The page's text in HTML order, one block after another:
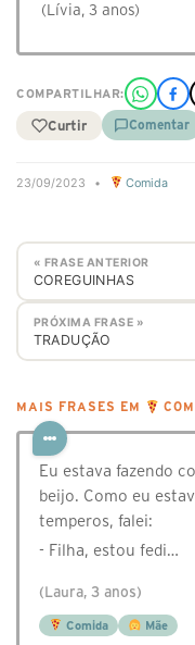
(Lívia, 3 anos)
COMPARTILHAR:
Curtir Comentar
23/09/2023 • Comida
« FRASE ANTERIOR
COREGUINHAS
PRÓXIMA FRASE »
TRADUÇÃO
MAIS FRASES EM
Eu estava fazendo
beijo. Como eu
temperos, falei:
- Filha, estou fedi…
(Laura, 3 anos)
Comida Mãe